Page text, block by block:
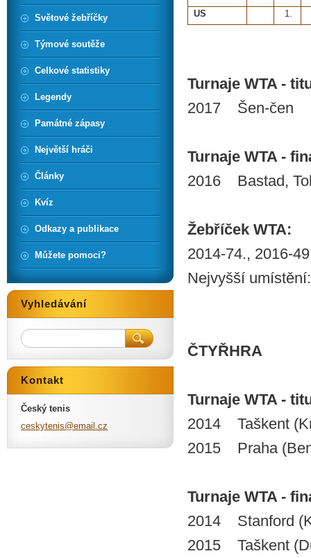
US
1.
Turnaje WTA -
2017 Šen-čen
Turnaje WTA -
2016 Bastad,
Žebříček WTA:
2014-74., 2016-
Nejvyšší
ČTYŘHRA
Turnaje WTA -
2014 Taškent
2015 Praha
Turnaje WTA -
2014 Stanford
2015 Taškent
Světové žebříčky
Týmové soutěže
Celkové statistiky
Legendy
Památné zápasy
Největší hráči
Články
Kvíz
Odkazy a publikace
Můžete pomoci?
Vyhledávání
Kontakt
Český tenis
ceskytenis@email .cz